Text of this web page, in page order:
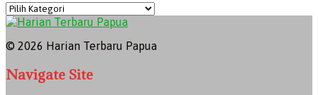
Kategori
© 2026 Harian Terbaru Papua
Navigate Site